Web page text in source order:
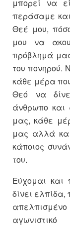
μπορεί να
περάσαμε
Θεέ μου,
μου να
πρόβλημά
του πονηρού.
κάθε μέρα
Θεό να
άνθρωπο και
μας, κάθε
μας αλλά
κάποιος
του.
Εύχομαι και
δίνει